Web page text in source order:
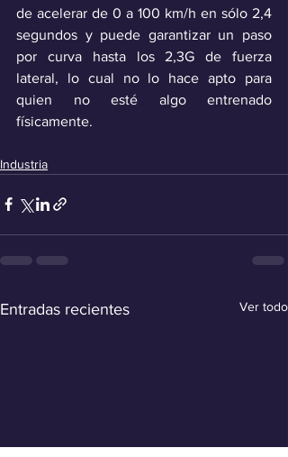
de acelerar de 0 a 100 km/h en sólo 2,4
segundos y puede garantizar un paso
por curva hasta los 2,3G de fuerza
lateral, lo cual no lo hace apto para
quien no esté algo entrenado
físicamente.
Industria
Entradas recientes Ver todo